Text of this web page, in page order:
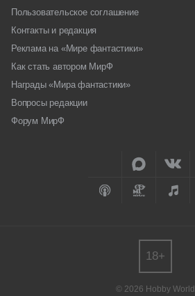
Пользовательское соглашение
Контакты и редакция
Реклама на «Мире фантастики»
Как стать автором МирФ
Награды «Мира фантастики»
Вопросы редакции
Форум МирФ
© 2026 Hobby World
18+